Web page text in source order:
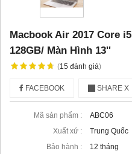
Macbook Air 2017 Core
128GB/ Màn Hình 13''
(15 đánh giá)
FACEBOOK SHARE X
Mã sản phẩm :
ABC06
Xuất xứ :
Trung Quốc
Bảo hành :
12 tháng